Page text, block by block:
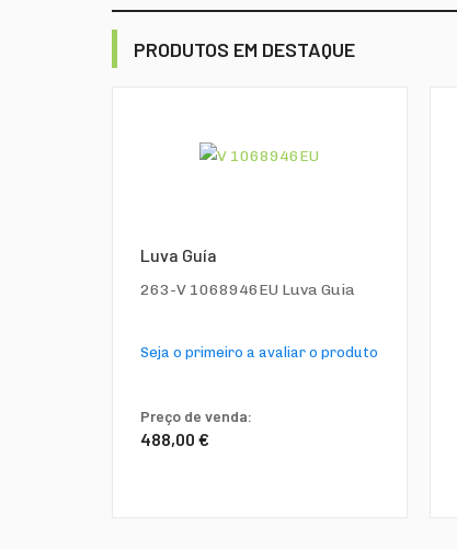
PRODUTOS EM DESTAQUE
Luva Guía
263-V 1068946EU Luva Guia
Seja o primeiro a avaliar o produto
Preço de venda:
488,00 €